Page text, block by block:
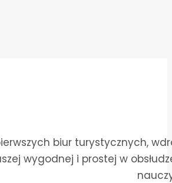
biur turystycznych,
wygodnej i prostej w